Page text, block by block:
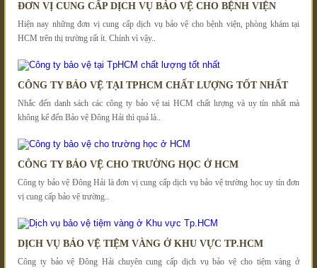
ĐƠN VỊ CUNG CẤP DỊCH VỤ BẢO VỆ CHO BỆNH VIỆN
Hiện nay những đơn vị cung cấp dịch vụ bảo vệ cho bệnh viện, phòng khám tại
HCM trên thị trường rất ít. Chính vì vậy..
CÔNG TY BẢO VỆ TẠI TPHCM CHẤT LƯỢNG TỐT NHẤT
Nhắc đến danh sách các công ty bảo vệ tai HCM chất lượng và uy tín nhất mà
không kể đến Bảo vệ Đông Hải thì quả là..
CÔNG TY BẢO VỆ CHO TRƯỜNG HỌC Ở HCM
Công ty bảo vệ Đông Hải là đơn vị cung cấp dịch vụ bảo vệ trường học uy tín đơn
vị cung cấp bảo vệ trường..
DỊCH VỤ BẢO VỆ TIỆM VÀNG Ở KHU VỰC TP.HCM
Công ty bảo vệ Đông Hải chuyên cung cấp dịch vụ bảo vệ cho tiệm vàng ở